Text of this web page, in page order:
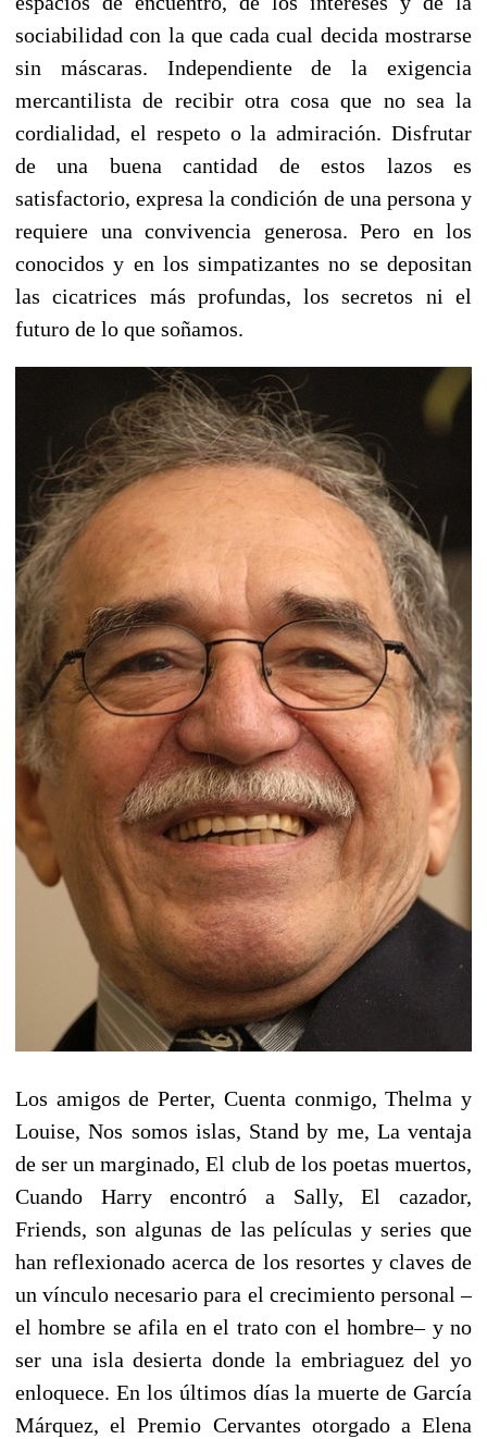
sociabilidad con la que cada cual decida mostrarse
sin máscaras. Independiente de la exigencia
mercantilista de recibir otra cosa que no sea la
cordialidad, el respeto o la admiración. Disfrutar
de una buena cantidad de estos lazos es
satisfactorio, expresa la condición de una persona y
requiere una convivencia generosa. Pero en los
conocidos y en los simpatizantes no se depositan
las cicatrices más profundas, los secretos ni el
futuro de lo que soñamos.
Los amigos de Perter, Cuenta conmigo, Thelma y
Louise, Nos somos islas, Stand by me, La ventaja
de ser un marginado, El club de los poetas muertos,
Cuando Harry encontró a Sally, El cazador,
Friends, son algunas de las películas y series que
han reflexionado acerca de los resortes y claves de
un vínculo necesario para el crecimiento personal –
el hombre se afila en el trato con el hombre– y no
ser una isla desierta donde la embriaguez del yo
enloquece. En los últimos días la muerte de García
Márquez, el Premio Cervantes otorgado a Elena